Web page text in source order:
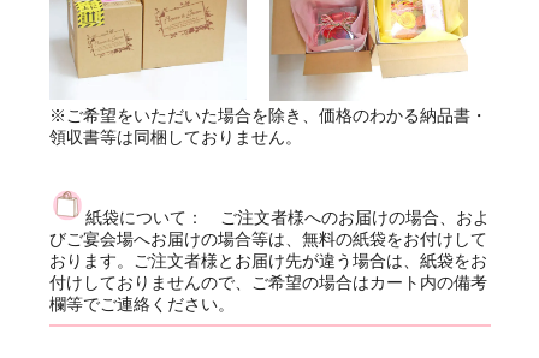
※ご希望をいただいた場合を除き、価格のわかる納品書・
領収書等は同梱しておりません。
紙袋について： ご注文者様へのお届けの場合、およ
びご宴会場へお届けの場合等は、無料の紙袋をお付けして
おります。ご注文者様とお届け先が違う場合は、紙袋をお
付けしておりませんので、ご希望の場合はカート内の備考
欄等でご連絡ください。